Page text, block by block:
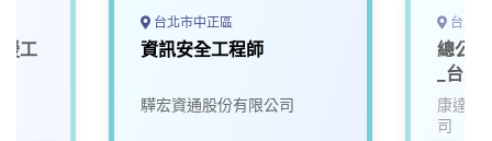
工
台北市中正區
資訊安全工程師
驊宏資通股份有限公司
台北
總公
_台北
康達盛
司